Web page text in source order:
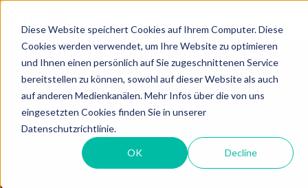
Diese Website speichert Cookies auf Ihrem Computer. Diese
Cookies werden verwendet, um Ihre Website zu optimieren
und Ihnen einen persönlich auf Sie zugeschnittenen Service
bereitstellen zu können, sowohl auf dieser Website als auch
auf anderen Medienkanälen. Mehr Infos über die von uns
eingesetzten Cookies finden Sie in unserer
Datenschutzrichtlinie.
OK Decline